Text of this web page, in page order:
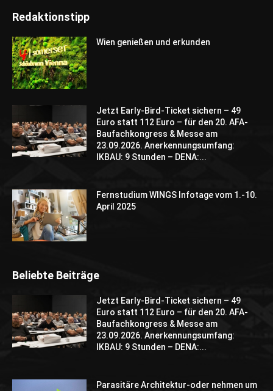
Redaktionstipp
Wien genießen und erkunden
Jetzt Early-Bird-Ticket sichern – 49
Euro statt 112 Euro – für den 20. AFA-
Baufachkongress & Messe am
23.09.2026. Anerkennungsumfang:
IKBAU: 9 Stunden – DENA:...
Fernstudium WINGS Infotage vom 1.-10.
April 2025
Beliebte Beiträge
Jetzt Early-Bird-Ticket sichern – 49
Euro statt 112 Euro – für den 20. AFA-
Baufachkongress & Messe am
23.09.2026. Anerkennungsumfang:
IKBAU: 9 Stunden – DENA:...
Parasitäre Architektur-oder nehmen um